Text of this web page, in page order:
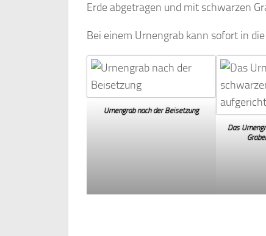
Erde abgetragen und mit schwarzen
Bei einem Urnengrab kann sofort in
Urnengrab nach der Beisetzung
Das